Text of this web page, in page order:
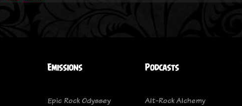
Emissions
Epic Rock Odyssey
Podcasts
Alt-Rock Alchemy